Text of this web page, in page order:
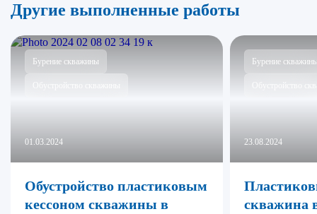
Другие выполненные работы
Бурение скважины
01.03.2024
Обустройство пластиковым
кессоном скважины в
Бурение
Обустройство
23.08.2024
скважина